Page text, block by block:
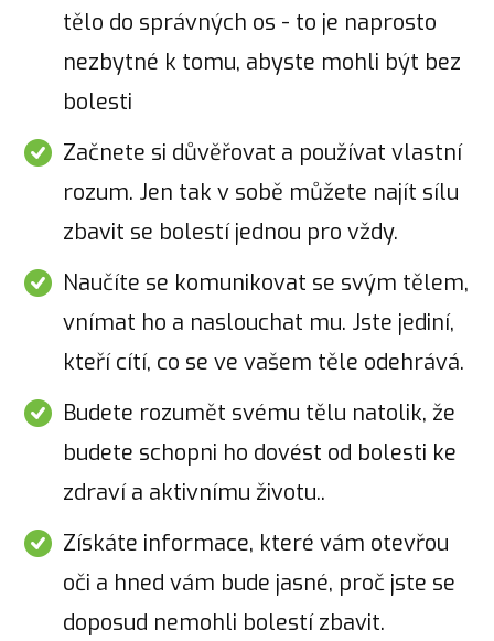
tělo do správných os - to je naprosto
nezbytné k tomu, abyste mohli být bez
bolesti
Začnete si důvěřovat a používat vlastní
rozum. Jen tak v sobě můžete najít sílu
zbavit se bolestí jednou pro vždy.
Naučíte se komunikovat se svým tělem,
vnímat ho a naslouchat mu. Jste jediní,
kteří cítí, co se ve vašem těle odehrává.
Budete rozumět svému tělu natolik, že
budete schopni ho dovést od bolesti ke
zdraví a aktivnímu životu..
Získáte informace, které vám otevřou
oči a hned vám bude jasné, proč jste se
doposud nemohli bolestí zbavit.